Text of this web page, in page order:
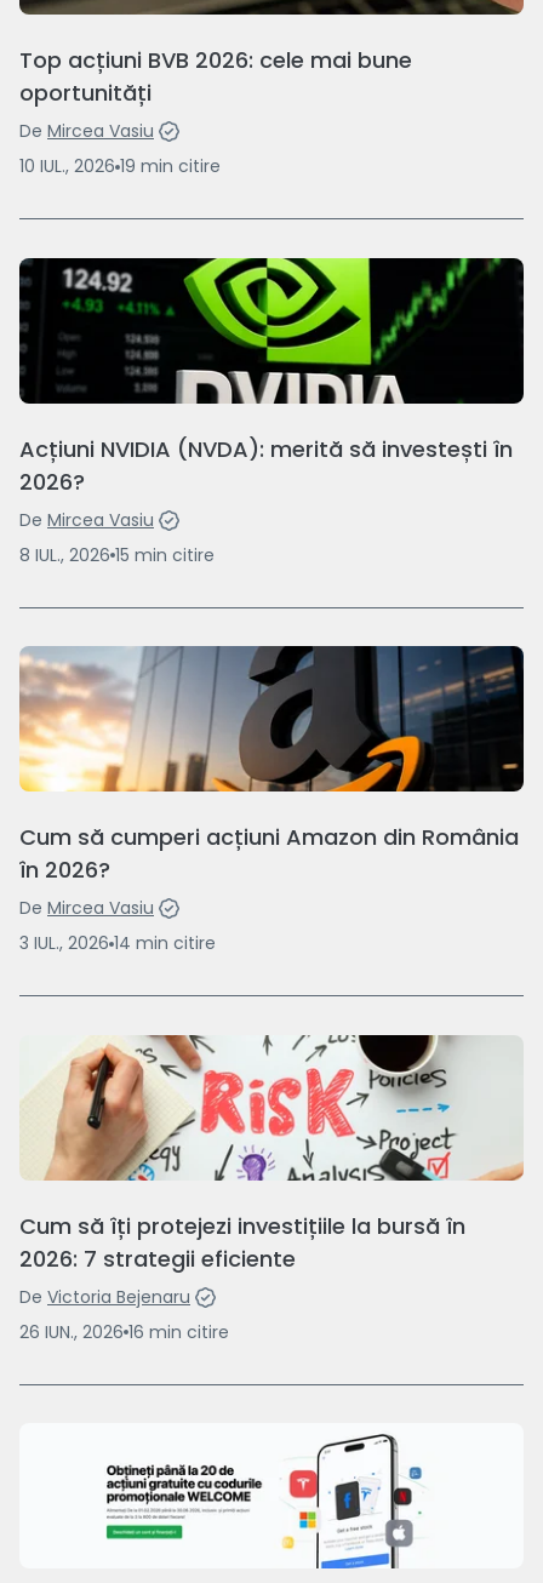
Top acțiuni BVB 2026: cele mai bune
oportunități
De Mircea Vasiu
10 IUL., 2026 19 min citire
Acțiuni NVIDIA (NVDA): merită să investești în
2026?
De Mircea Vasiu
8 IUL., 2026 15 min citire
Cum să cumperi acțiuni Amazon din România
în 2026?
De Mircea Vasiu
3 IUL., 2026 14 min citire
Cum să îți protejezi investițiile la bursă în
2026: 7 strategii eficiente
De Victoria Bejenaru
26 IUN., 2026 16 min citire